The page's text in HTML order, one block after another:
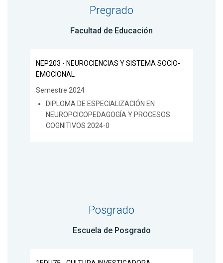
Pregrado
Facultad de Educación
NEP203 - NEUROCIENCIAS Y SISTEMA SOCIO-
EMOCIONAL
Semestre 2024
DIPLOMA DE ESPECIALIZACIÓN EN
NEUROPCICOPEDAGOGÍA Y PROCESOS
COGNITIVOS 2024-0
Posgrado
Escuela de Posgrado